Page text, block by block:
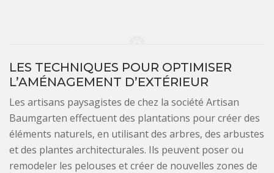
LES TECHNIQUES POUR OPTIMISER
L’AMÉNAGEMENT D’EXTÉRIEUR
Les artisans paysagistes de chez la société Artisan
Baumgarten effectuent des plantations pour créer des
éléments naturels, en utilisant des arbres, des arbustes
et des plantes architecturales. Ils peuvent poser ou
remodeler les pelouses et créer de nouvelles zones de